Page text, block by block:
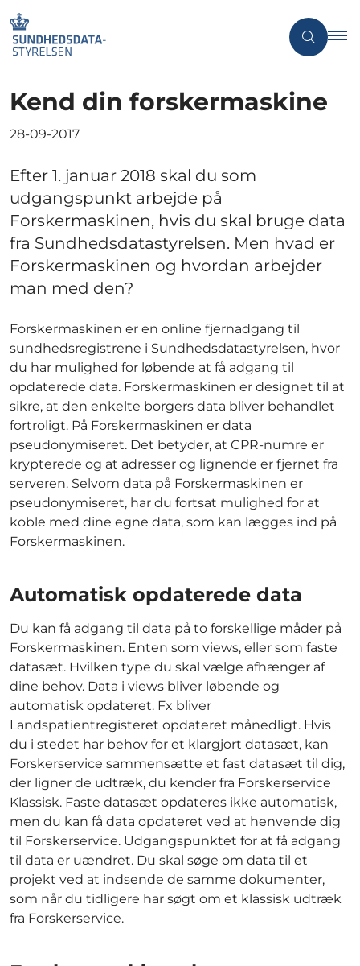
Kend din forskermaskine
28-09-2017
Efter 1. januar 2018 skal du som
udgangspunkt arbejde på
Forskermaskinen, hvis du skal bruge data
fra Sundhedsdatastyrelsen. Men hvad er
Forskermaskinen og hvordan arbejder
man med den?
Forskermaskinen er en online fjernadgang til
sundhedsregistrene i Sundhedsdatastyrelsen, hvor
du har mulighed for løbende at få adgang til
opdaterede data. Forskermaskinen er designet til at
sikre, at den enkelte borgers data bliver behandlet
fortroligt. På Forskermaskinen er data
pseudonymiseret. Det betyder, at CPR-numre er
krypterede og at adresser og lignende er fjernet fra
serveren. Selvom data på Forskermaskinen er
pseudonymiseret, har du fortsat mulighed for at
koble med dine egne data, som kan lægges ind på
Forskermaskinen.
Automatisk opdaterede data
Du kan få adgang til data på to forskellige måder på
Forskermaskinen. Enten som views, eller som faste
datasæt. Hvilken type du skal vælge afhænger af
dine behov. Data i views bliver løbende og
automatisk opdateret. Fx bliver
Landspatientregisteret opdateret månedligt. Hvis
du i stedet har behov for et klargjort datasæt, kan
Forskerservice sammensætte et fast datasæt til dig,
der ligner de udtræk, du kender fra Forskerservice
Klassisk. Faste datasæt opdateres ikke automatisk,
men du kan få data opdateret ved at henvende dig
til Forskerservice. Udgangspunktet for at få adgang
til data er uændret. Du skal søge om data til et
projekt ved at indsende de samme dokumenter,
som når du tidligere har søgt om et klassisk udtræk
fra Forskerservice.